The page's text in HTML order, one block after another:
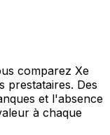
comparez Xe
prestataires. Des
et l'absence
à chaque